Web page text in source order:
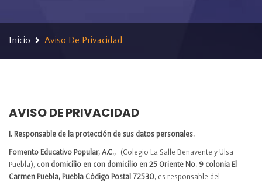
Inicio Aviso De Privacidad
AVISO DE PRIVACIDAD
I. Responsable de la protección de sus datos personales.
Fomento Educativo Popular, A.C., (Colegio La Salle Benavente y Ulsa
Puebla), con domicilio en con domicilio en 25 Oriente No. 9 colonia El
Carmen Puebla, Puebla Código Postal 72530, es responsable del